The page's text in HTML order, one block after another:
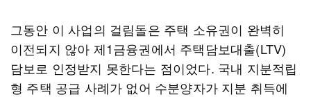
그동안 이 사업의 걸림돌은 주택 소유권이 완벽히
이전되지 않아 제1금융권에서 주택담보대출(LTV)
담보로 인정받지 못한다는 점이었다. 국내 지분적립
형 주택 공급 사례가 없어 수분양자가 지분 취득에